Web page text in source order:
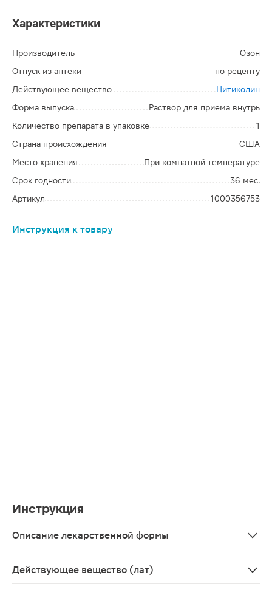
Характеристики
Производитель
Озон
Отпуск из аптеки
по рецепту
Действующее вещество
Цитиколин
Форма выпуска
Раствор для приема внутрь
Количество препарата в упаковке
1
Страна происхождения
США
Место хранения
При комнатной температуре
Срок годности
36 мес.
Артикул
1000356753
Инструкция к товару
Инструкция
Описание лекарственной формы
Действующее вещество (лат)